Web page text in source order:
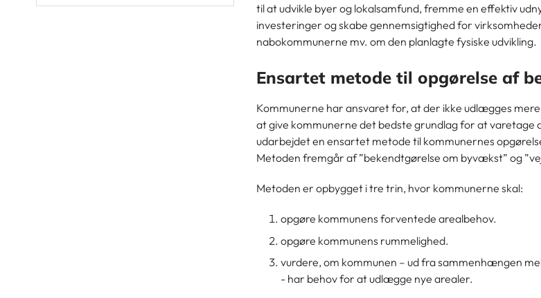
til at udvikle byer og lokalsamfund, fremme en effektiv
investeringer og skabe gennemsigtighed for
nabokommunerne mv. om den planlagte fysiske udvikling.
Ensartet metode til opgørelse af
Kommunerne har ansvaret for, at der ikke udlægges
at give kommunerne det bedste grundlag for at varetage
udarbejdet en ensartet metode til kommunernes
Metoden fremgår af ”bekendtgørelse om byvækst” og
Metoden er opbygget i tre trin, hvor kommunerne skal:
opgøre kommunens forventede arealbehov.
opgøre kommunens rummelighed.
vurdere, om kommunen – ud fra sammenhængen
- har behov for at udlægge nye arealer.